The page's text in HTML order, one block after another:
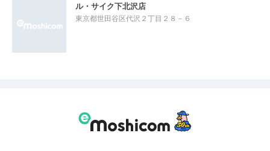
ル・サイク下北沢店
東京都世田谷区代沢２丁目２８－６